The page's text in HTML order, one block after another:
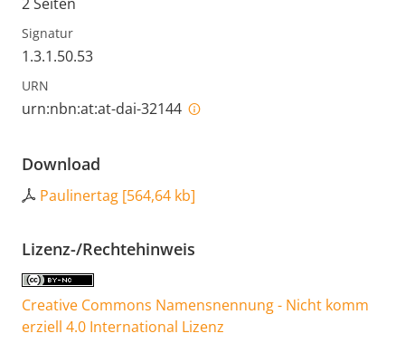
Signatur
1.3.1.50.53
URN
urn:nbn:at:at-dai-32144
Download
Paulinertag [564,64 kb]
Lizenz-/Rechtehinweis
Creative Commons Namensnennung - Nicht komm
erziell 4.0 International Lizenz